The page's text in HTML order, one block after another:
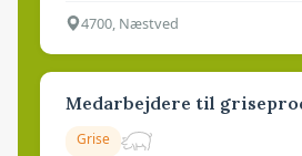
4700, Næstved
Medarbejdere til
Grise